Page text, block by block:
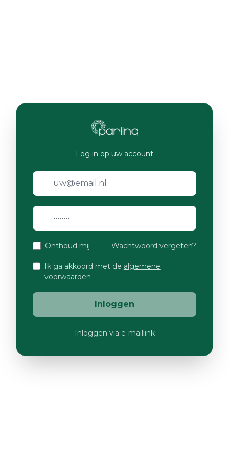
Log in op uw account
Onthoud mij Wachtwoord vergeten?
Ik ga akkoord met de algemene
voorwaarden
Inloggen
Inloggen via e-maillink